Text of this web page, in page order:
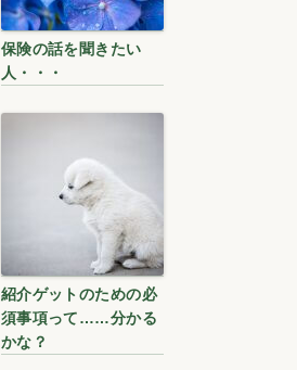
保険の話を聞きたい
人・・・
紹介ゲットのための必
須事項って……分かる
かな？